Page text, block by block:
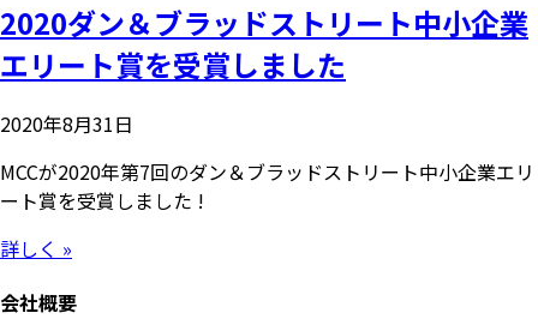
2020ダン＆ブラッドストリート中小企業
エリート賞を受賞しました
2020年8月31日
MCCが2020年第7回のダン＆ブラッドストリート中小企業エリ
ート賞を受賞しました !
詳しく »
会社概要